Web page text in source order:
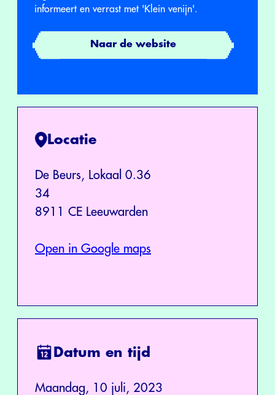
informeert en verrast met 'Klein venijn'.
Naar de website
Locatie
De Beurs, Lokaal 0.36
34
8911 CE Leeuwarden
Open in Google maps
Datum en tijd
Maandag, 10 juli, 2023